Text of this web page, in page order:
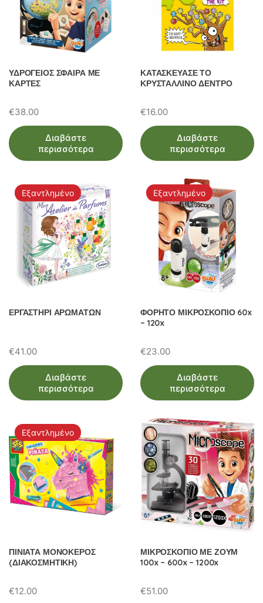
ΥΔΡΟΓΕΙΟΣ ΣΦΑΙΡΑ ΜΕ
ΚΑΡΤΕΣ
€38.00
Διαβάστε
περισσότερα
ΚΑΤΑΣΚΕΥΑΣΕ ΤΟ
ΚΡΥΣΤΑΛΛΙΝΟ ΔΕΝΤΡΟ
€16.00
Διαβάστε
περισσότερα
Εξαντλημένο
ΕΡΓΑΣΤΗΡΙ ΑΡΩΜΑΤΩΝ
€41.00
Διαβάστε
περισσότερα
Εξαντλημένο
ΦΟΡΗΤΟ ΜΙΚΡΟΣΚΟΠΙΟ 60x
– 120x
€23.00
Διαβάστε
περισσότερα
Εξαντλημένο
ΠΙΝΙΑΤΑ ΜΟΝΟΚΕΡΟΣ
(ΔΙΑΚΟΣΜΗΤΙΚΗ)
€12.00
ΜΙΚΡΟΣΚΟΠΙΟ ΜΕ ΖΟΥΜ
100x – 600x – 1200x
€51.00